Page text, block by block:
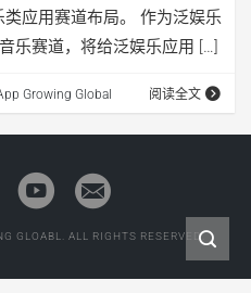
应用赛道布局。 作为泛娱乐
乐赛道，将给泛娱乐应用 […]
Growing Global 阅读全文
GLOABL. ALL RIGHTS RESERVED.